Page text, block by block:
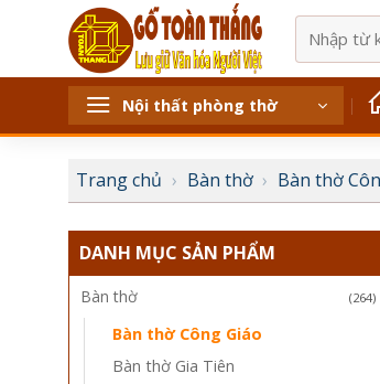
kiếm:
Nội thất phòng thờ
Trang chủ › Bàn thờ › Bàn thờ
DANH MỤC SẢN PHẨM
Bàn thờ (264)
Bàn thờ Công Giáo
Bàn thờ Gia Tiên